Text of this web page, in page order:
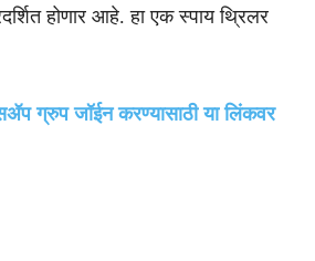
होणार आहे. हा एक स्पाय थ्रिलर
ग्रुप जॉईन करण्यासाठी या लिंकवर